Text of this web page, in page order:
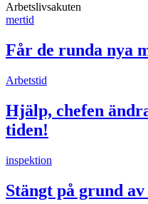
Arbetslivsakuten
mertid
Får de runda nya
Arbetstid
Hjälp, chefen
tiden!
inspektion
Stängt på grund